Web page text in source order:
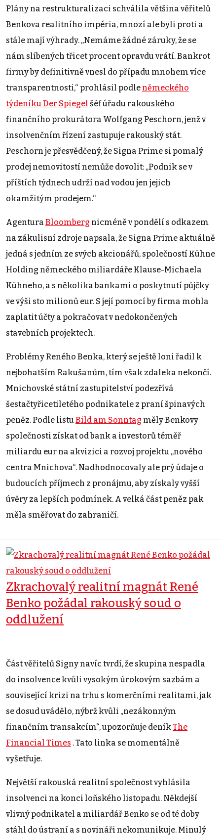
Plány na restrukturalizaci schválila většina věřitelů
Benkova realitního impéria, mnozí ale byli proti a
stále mají výhrady. „Nemáme žádné záruky, že se
nám slíbených třicet procent opravdu vrátí. Bankrot
firmy by definitivně vnesl do případu mnohem více
transparentnosti,“ prohlásil podle německého
týdeníku Der Spiegel šéf úřadu rakouského
finančního prokurátora Wolfgang Peschorn, jenž v
insolvenčním řízení zastupuje rakouský stát.
Peschorn je přesvědčený, že Signa Prime si pomalý
prodej nemovitostí nemůže dovolit: „Podnik se v
příštích týdnech udrží nad vodou jen jejich
okamžitým prodejem.“
Agentura Bloomberg nicméně v pondělí s odkazem
na zákulisní zdroje napsala, že Signa Prime aktuálně
jedná s jedním ze svých akcionářů, společností Kühne
Holding německého miliardáře Klause-Michaela
Kühneho, a s několika bankami o poskytnutí půjčky
ve výši sto milionů eur. S její pomocí by firma mohla
zaplatit účty a pokračovat v nedokončených
stavebních projektech.
Problémy Reného Benka, který se ještě loni řadil k
nejbohatším Rakušanům, tím však zdaleka nekončí.
Mnichovské státní zastupitelství podezřívá
šestačtyřicetiletého podnikatele z praní špinavých
peněz. Podle listu Bild am Sonntag měly Benkovy
společnosti získat od bank a investorů téměř
miliardu eur na akvizici a rozvoj projektu „nového
centra Mnichova“. Nadhodnocovaly ale prý údaje o
budoucích příjmech z pronájmu, aby získaly vyšší
úvěry za lepších podmínek. A velká část peněz pak
měla směřovat do zahraničí.
Zkrachovalý realitní magnát René
Benko požádal rakouský soud o
oddlužení
Část věřitelů Signy navíc tvrdí, že skupina nespadla
do insolvence kvůli vysokým úrokovým sazbám a
související krizi na trhu s komerčními realitami, jak
se dosud uvádělo, nýbrž kvůli „nezákonným
finančním transakcím“, upozorňuje deníkThe
Financial Times . Tato linka se momentálně
vyšetřuje.
Největší rakouská realitní společnost vyhlásila
insolvenci na konci loňského listopadu. Někdejší
vlivný podnikatel a miliardář Benko se od té doby
stáhl do ústraní a s novináři nekomunikuje. Minulý